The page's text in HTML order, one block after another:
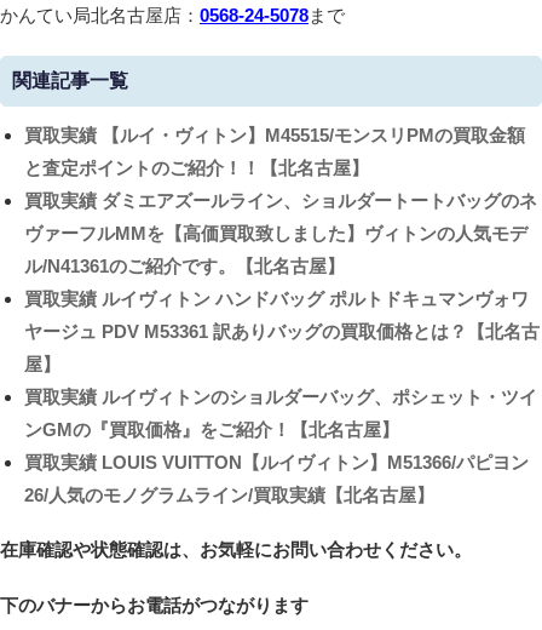
かんてい局北名古屋店： 0568-24-5078まで
関連記事一覧
買取実績 【ルイ・ヴィトン】M45515/モンスリPMの買取金額
と査定ポイントのご紹介！！【北名古屋】
買取実績 ダミエアズールライン、ショルダートートバッグのネ
ヴァーフルMMを【高価買取致しました】ヴィトンの人気モデ
ル/N41361のご紹介です。【北名古屋】
買取実績 ルイヴィトン ハンドバッグ ポルトドキュマンヴォワ
ヤージュ PDV M53361 訳ありバッグの買取価格とは？【北名古
屋】
買取実績 ルイヴィトンのショルダーバッグ、ポシェット・ツイ
ンGMの『買取価格』をご紹介！【北名古屋】
買取実績 LOUIS VUITTON【ルイヴィトン】M51366/パピヨン
26/人気のモノグラムライン/買取実績【北名古屋】
在庫確認や状態確認は、お気軽にお問い合わせください。
下のバナーからお電話がつながります